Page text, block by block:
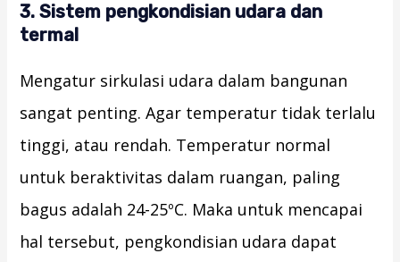
3. Sistem pengkondisian udara dan
termal
Mengatur sirkulasi udara dalam bangunan
sangat penting. Agar temperatur tidak terlalu
tinggi, atau rendah. Temperatur normal
untuk beraktivitas dalam ruangan, paling
bagus adalah 24-25ºC. Maka untuk mencapai
hal tersebut, pengkondisian udara dapat